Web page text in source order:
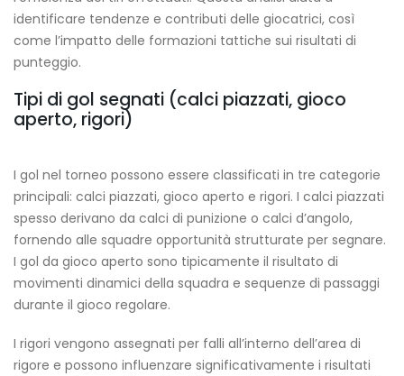
identificare tendenze e contributi delle giocatrici, così
come l’impatto delle formazioni tattiche sui risultati di
punteggio.
Tipi di gol segnati (calci piazzati, gioco
aperto, rigori)
I gol nel torneo possono essere classificati in tre categorie
principali: calci piazzati, gioco aperto e rigori. I calci piazzati
spesso derivano da calci di punizione o calci d’angolo,
fornendo alle squadre opportunità strutturate per segnare.
I gol da gioco aperto sono tipicamente il risultato di
movimenti dinamici della squadra e sequenze di passaggi
durante il gioco regolare.
I rigori vengono assegnati per falli all’interno dell’area di
rigore e possono influenzare significativamente i risultati